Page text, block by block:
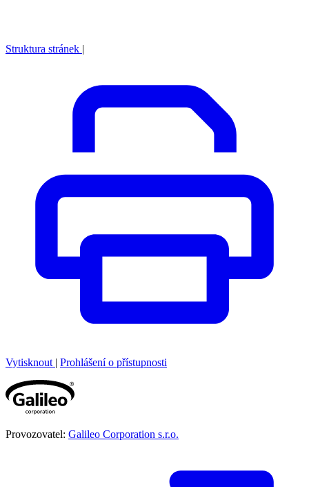
Struktura stránek |
Vytisknout | Prohlášení o přístupnosti
Provozovatel: Galileo Corporation s.r.o.